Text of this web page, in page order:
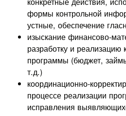
формы контрольной
устные, обеспечение
изыскание финансово-
разработку и реализацию
программы (бюджет,
т.д.)
координационно-
процессе реализации
исправления